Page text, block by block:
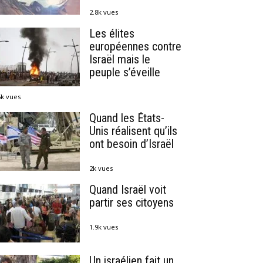
2.8k vues
Les élites
européennes contre
Israël mais le
peuple s’éveille
vues
Quand les États-
Unis réalisent qu’ils
ont besoin d’Israël
2k vues
Quand Israël voit
partir ses citoyens
1.9k vues